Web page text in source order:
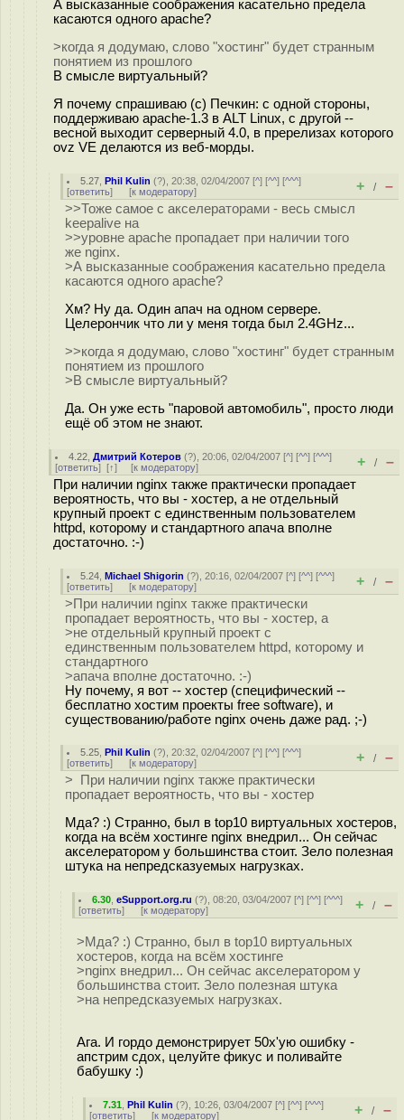
А высказанные соображения касательно предела
касаются одного apache?
>когда я додумаю, слово "хостинг" будет странным
понятием из прошлого
В смысле виртуальный?
Я почему спрашиваю (c) Печкин: с одной стороны,
поддерживаю apache-1.3 в ALT Linux, с другой --
весной выходит серверный 4.0, в пререлизах которого
ovz VE делаются из веб-морды.
5.27 ,Phil Kulin (?), 20:38, 02/04/2007 [^] [^^] [^^^]
[ответить] [к модератору] + / –
>>Тоже самое с акселераторами - весь смысл
keepalive на
>>уровне apache пропадает при наличии того
же nginx.
>А высказанные соображения касательно предела
касаются одного apache?
Хм? Ну да. Один апач на одном сервере.
Целерончик что ли у меня тогда был 2.4GHz...
>>когда я додумаю, слово "хостинг" будет странным
понятием из прошлого
>В смысле виртуальный?
Да. Он уже есть "паровой автомобиль", просто люди
ещё об этом не знают.
4.22 ,Дмитрий Котеров (?), 20:06, 02/04/2007 [^] [^^] [^^^]
[ответить] [↑] [к модератору] + / –
При наличии nginx также практически пропадает
вероятность, что вы - хостер, а не отдельный
крупный проект с единственным пользователем
httpd, которому и стандартного апача вполне
достаточно. :-)
5.24 ,Michael Shigorin (?), 20:16, 02/04/2007 [^] [^^] [^^^]
[ответить] [к модератору] + / –
>При наличии nginx также практически
пропадает вероятность, что вы - хостер, а
>не отдельный крупный проект с
единственным пользователем httpd, которому и
стандартного
>апача вполне достаточно. :-)
Ну почему, я вот -- хостер (специфический --
бесплатно хостим проекты free software), и
существованию/работе nginx очень даже рад. ;-)
5.25 ,Phil Kulin (?), 20:32, 02/04/2007 [^] [^^] [^^^]
[ответить] [к модератору] + / –
> При наличии nginx также практически
пропадает вероятность, что вы - хостер
Мда? :) Странно, был в top10 виртуальных хостеров,
когда на всём хостинге nginx внедрил... Он сейчас
акселератором у большинства стоит. Зело полезная
штука на непредсказуемых нагрузках.
6.30 ,eSupport.org.ru (?), 08:20, 03/04/2007 [^] [^^] [^^^]
[ответить] [к модератору] + / –
>Мда? :) Странно, был в top10 виртуальных
хостеров, когда на всём хостинге
>nginx внедрил... Он сейчас акселератором у
большинства стоит. Зело полезная штука
>на непредсказуемых нагрузках.
Ага. И гордо демонстрирует 50x'ую ошибку -
апстрим сдох, целуйте фикус и поливайте
бабушку :)
7.31 ,Phil Kulin (?), 10:26, 03/04/2007 [^] [^^] [^^^]
[ответить] [к модератору] + / –